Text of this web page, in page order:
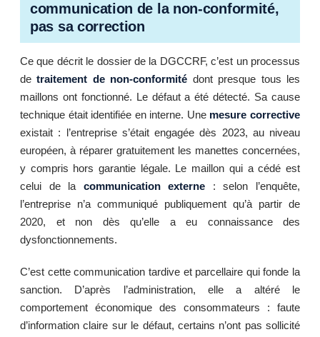
communication de la non-conformité,
pas sa correction
Ce que décrit le dossier de la DGCCRF, c’est un processus
detraitement de non-conformité dont presque tous les
maillons ont fonctionné. Le défaut a été détecté. Sa cause
technique était identifiée en interne. Une mesure corrective
existait : l’entreprise s’était engagée dès 2023, au niveau
européen, à réparer gratuitement les manettes concernées,
y compris hors garantie légale. Le maillon qui a cédé est
celui de la communication externe : selon l’enquête,
l’entreprise n’a communiqué publiquement qu’à partir de
2020, et non dès qu’elle a eu connaissance des
dysfonctionnements.
C’est cette communication tardive et parcellaire qui fonde la
sanction. D’après l’administration, elle a altéré le
comportement économique des consommateurs : faute
d’information claire sur le défaut, certains n’ont pas sollicité